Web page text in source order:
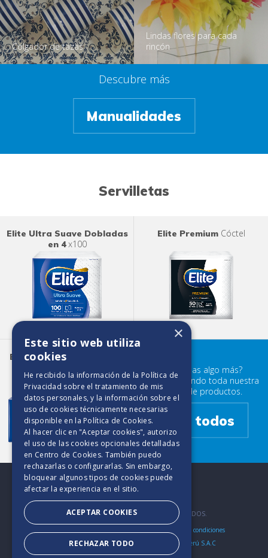
Colgador de tazas
Lindas flores para cada
rincón
Descubre más
Manualidades
Servilletas
Elite Ultra Suave Dobladas
en 4x100
Elite PremiumCóctel
Elite Ultra Suave
¿Buscabas algo más?
Prueba mirando toda nuestra
familia de productos.
Ver todos
2025. TODOS LOS DERECHOS RESERVADOS.
Bases y condiciones
Elite Perú es una marca de Productos Tissue del Perú S.A.C
×
Este sitio web utiliza
cookies
He recibido la información de la Política de
Privacidad sobre el tratamiento de mis
datos personales, y la información sobre el
uso de cookies técnicamente necesarias
disponible en la Política de Cookies.
Al hacer clic en "Aceptar cookies", autorizo
el uso de las cookies opcionales detalladas
en Centro de Cookies. También puedo
rechazarlas o configurarlas. Sin embargo,
bloquear algunos tipos de cookies puede
afectar la experiencia en el sitio.
ACEPTAR COOKIES
RECHAZAR TODO